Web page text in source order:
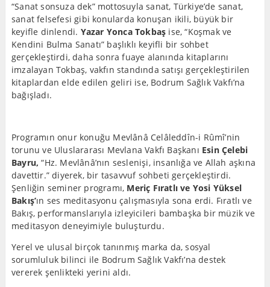
“Sanat sonsuza dek” mottosuyla sanat, Türkiye’de sanat,
sanat felsefesi gibi konularda konuşan ikili, büyük bir
keyifle dinlendi. Yazar Yonca Tokbaş ise, “Koşmak ve
Kendini Bulma Sanatı” başlıklı keyifli bir sohbet
gerçekleştirdi, daha sonra fuaye alanında kitaplarını
imzalayan Tokbaş, vakfın standında satışı gerçekleştirilen
kitaplardan elde edilen geliri ise, Bodrum Sağlık Vakfı’na
bağışladı.
Programın onur konuğu Mevlânâ Celâleddîn-i Rûmî’nin
torunu ve Uluslararası Mevlana Vakfı Başkanı Esin Çelebi
Bayru, “Hz. Mevlânâ’nın seslenişi, insanlığa ve Allah aşkına
davettir.” diyerek, bir tasavvuf sohbeti gerçekleştirdi.
Şenliğin seminer programı, Meriç Fıratlı ve Yosi Yüksel
Bakış’ın ses meditasyonu çalışmasıyla sona erdi. Fıratlı ve
Bakış, performanslarıyla izleyicileri bambaşka bir müzik ve
meditasyon deneyimiyle buluşturdu.
Yerel ve ulusal birçok tanınmış marka da, sosyal
sorumluluk bilinci ile Bodrum Sağlık Vakfı’na destek
vererek şenlikteki yerini aldı.